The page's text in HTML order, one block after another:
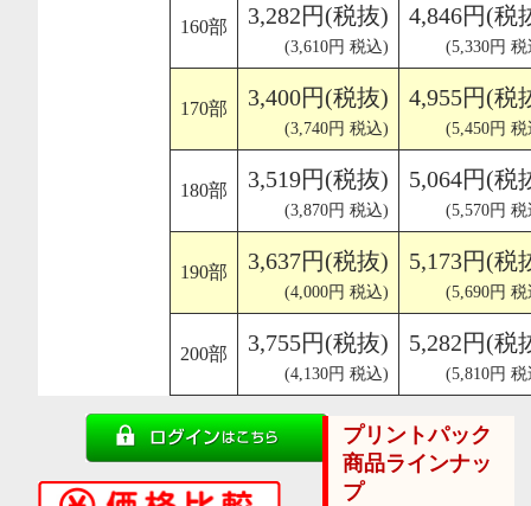
160部 3,282円(税抜)
(3,610円 税込)
4,846円(税
(5,330円
170部 3,400円(税抜)
(3,740円 税込)
4,955円(税
(5,450円
180部 3,519円(税抜)
(3,870円 税込)
5,064円(税
(5,570円
190部 3,637円(税抜)
(4,000円 税込)
5,173円(税
(5,690円
200部 3,755円(税抜)
(4,130円 税込)
5,282円(税
(5,810円
プリントパック
商品ラインナッ
プ